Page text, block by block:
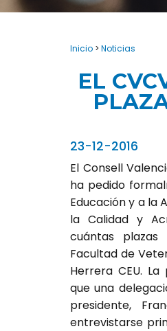
Inicio > Noticias
EL
23-12-2016
El Consell
ha pedido
Educación y a la
la Calidad y
cuántas
Facultad de
Herrera CEU.
que una
presidente,
entrevistarse